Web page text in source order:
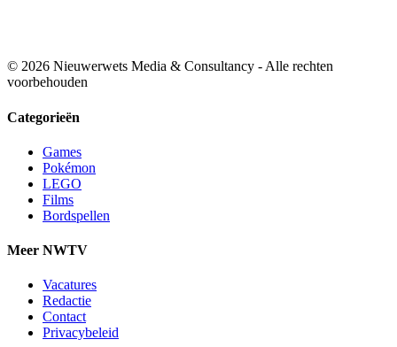
© 2026 Nieuwerwets Media & Consultancy - Alle rechten
voorbehouden
Categorieën
Games
Pokémon
LEGO
Films
Bordspellen
Meer NWTV
Vacatures
Redactie
Contact
Privacybeleid